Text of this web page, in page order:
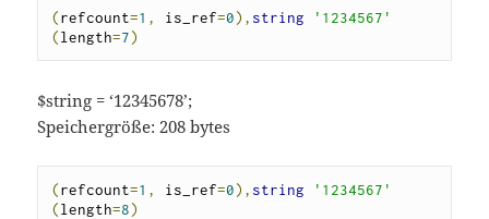
(refcount=1 , is_ref=0), string
'1234567'
(length=7)
$string = ‘12345678’;
Speichergröße: 208 bytes
(refcount=1 , is_ref=0), string
'1234567'
(length=8)